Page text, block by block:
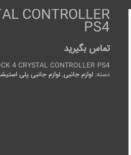
CONTROLLER
PS4
تماس بگیرید
4 CRYSTAL CONTROLLER PS4
دسته: لوازم جانبی, لوازم جانبی پلی